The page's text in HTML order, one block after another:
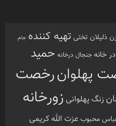
ذلیلان تختی تهیه کننده جام
خانه جنجال درخانه حمید
پهلوانرخصت
زنگ پهلوانی زورخانه
محبوبعزت الله کریمی